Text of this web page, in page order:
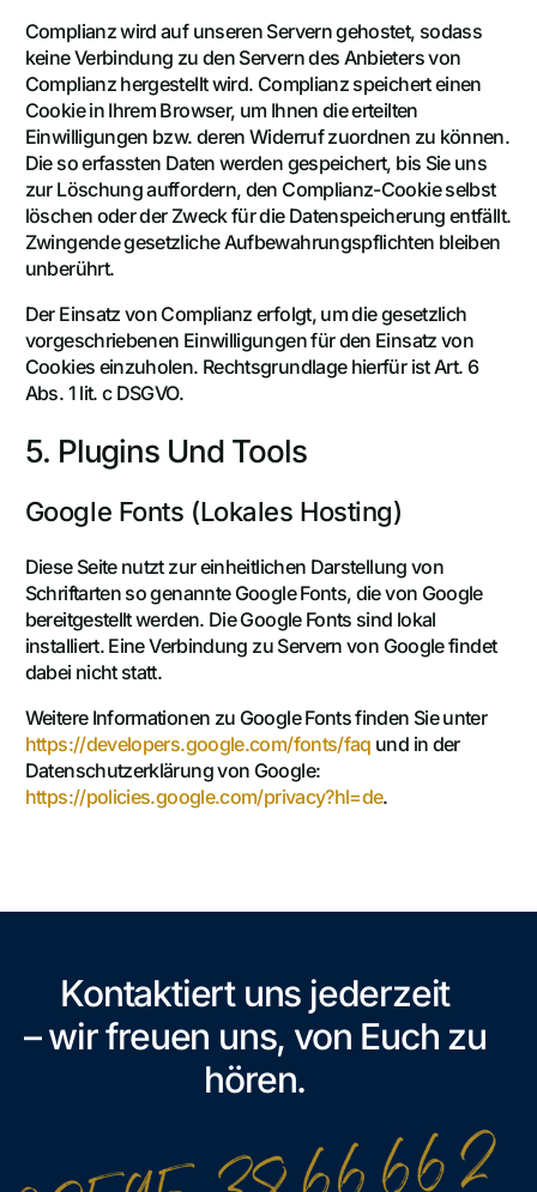
Complianz wird auf unseren Servern gehostet, sodass
keine Verbindung zu den Servern des Anbieters von
Complianz hergestellt wird. Complianz speichert einen
Cookie in Ihrem Browser, um Ihnen die erteilten
Einwilligungen bzw. deren Widerruf zuordnen zu können.
Die so erfassten Daten werden gespeichert, bis Sie uns
zur Löschung auffordern, den Complianz-Cookie selbst
löschen oder der Zweck für die Datenspeicherung entfällt.
Zwingende gesetzliche Aufbewahrungspflichten bleiben
unberührt.
Der Einsatz von Complianz erfolgt, um die gesetzlich
vorgeschriebenen Einwilligungen für den Einsatz von
Cookies einzuholen. Rechtsgrundlage hierfür ist Art. 6
Abs. 1 lit. c DSGVO.
5. Plugins Und Tools
Google Fonts (lokales Hosting)
Diese Seite nutzt zur einheitlichen Darstellung von
Schriftarten so genannte Google Fonts, die von Google
bereitgestellt werden. Die Google Fonts sind lokal
installiert. Eine Verbindung zu Servern von Google findet
dabei nicht statt.
Weitere Informationen zu Google Fonts finden Sie unter
https://developers.google.com/fonts/faq und in der
Datenschutzerklärung von Google:
https://policies.google.com/privacy?hl=de.
Kontaktiert uns jederzeit
– wir freuen uns, von Euch zu
hören.